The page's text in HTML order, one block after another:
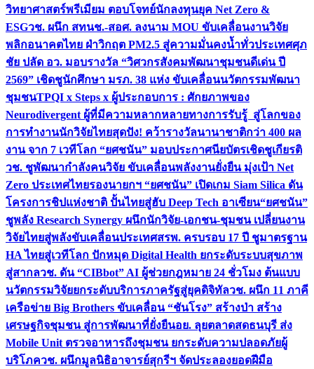
วิทยาศาสตร์พรีเมียม ตอบโจทย์นักลงทุนยุค Net Zero &
ESGวช. ผนึก สทนช.-สอศ. ลงนาม MOU ขับเคลื่อนงานวิจัย
พลิกอนาคตไทย ฝ่าวิกฤต PM2.5 สู่ความมั่นคงน้ำทั่วประเทศศุภ
ชัย ปลัด อว. มอบรางวัล “วิศวกรสังคมพัฒนาชุมชนดีเด่น ปี
2569” เชิดชูนักศึกษา มรภ. 38 แห่ง ขับเคลื่อนนวัตกรรมพัฒนา
ชุมชนTPQI x Steps x ผู้ประกอบการ : ศักยภาพของ
Neurodivergent ผู้ที่มีความหลากหลายทางการรับรู้ สู่โลกของ
การทำงานนักวิจัยไทยสุดปัง! คว้ารางวัลนานาชาติกว่า 400 ผล
งาน จาก 7 เวทีโลก “ยศชนัน” มอบประกาศนียบัตรเชิดชูเกียรติ
วช. ชูพัฒนากำลังคนวิจัย ขับเคลื่อนพลังงานยั่งยืน มุ่งเป้า Net
Zero ประเทศไทยรองนายกฯ “ยศชนัน” เปิดเกม Siam Silica ดัน
โครงการชิปแห่งชาติ ปั้นไทยสู่ฮับ Deep Tech อาเซียน“ยศชนัน”
ชูพลัง Research Synergy ผนึกนักวิจัย-เอกชน-ชุมชน เปลี่ยนงาน
วิจัยไทยสู่พลังขับเคลื่อนประเทศสรพ. ครบรอบ 17 ปี ชูมาตรฐาน
HA ไทยสู่เวทีโลก ปักหมุด Digital Health ยกระดับระบบสุขภาพ
สู่สากลวช. ดัน “CIBbot” AI ผู้ช่วยกฎหมาย 24 ชั่วโมง ต้นแบบ
นวัตกรรมวิจัยยกระดับบริการภาครัฐสู่ยุคดิจิทัลวช. ผนึก 11 ภาคี
เครือข่าย Big Brothers ขับเคลื่อน “ชันโรง” สร้างป่า สร้าง
เศรษฐกิจชุมชน สู่การพัฒนาที่ยั่งยืนอย. ลุยตลาดสดธนบุรี ส่ง
Mobile Unit ตรวจอาหารถึงชุมชน ยกระดับความปลอดภัยผู้
บริโภควช. ผนึกมูลนิธิอาจารย์สุกรีฯ จัดประลองยอดฝีมือ